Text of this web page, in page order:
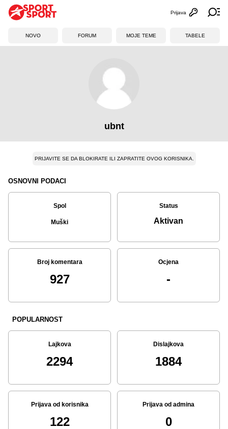
Otvori
Prijava
NOVO FORUM MOJE TEME TABELE
ubnt
PRIJAVITE SE DA BLOKIRATE ILI ZAPRATITE OVOG KORISNIKA.
OSNOVNI PODACI
Spol
Muški
Status
Aktivan
Broj komentara
927
Ocjena
-
POPULARNOST
Lajkova
2294
Dislajkova
1884
Prijava od korisnika
122
Prijava od admina
0